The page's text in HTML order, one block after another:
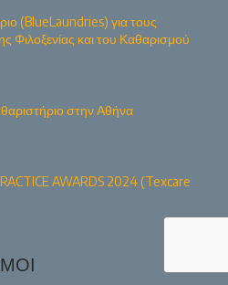
(BlueLaundries) για τους
Φιλοξενίας και του Καθαρισμού
στην Αθήνα
AWARDS 2024 (Texcare